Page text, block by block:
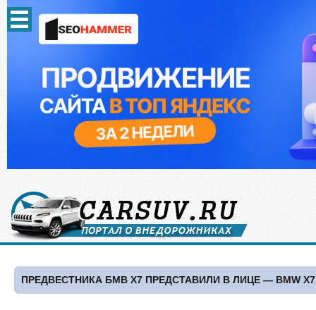
ПРЕДВЕСТНИКА БМВ Х7 ПРЕДСТАВИЛИ В ЛИЦЕ — BMW X7